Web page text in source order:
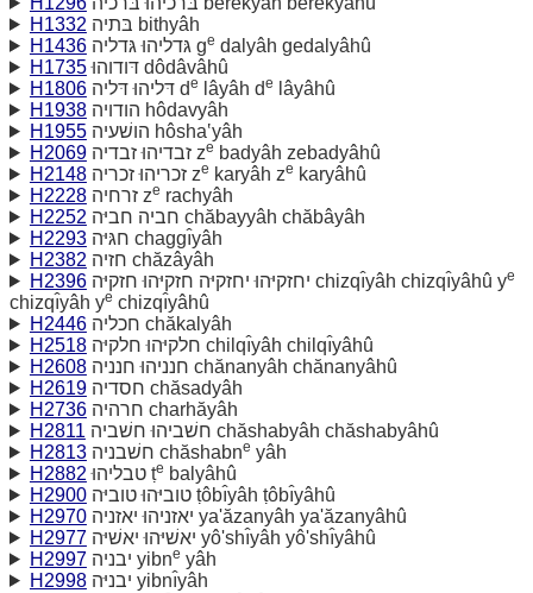
H1332
בּתיה bithyâh
H1436
גּדליהוּ גּדליה ge dalyâh gedalyâhû
H1735
דּודוהוּ dôdâvâhû
H1806
דּליהוּ דּליה de lâyâh de
lâyâhû
H1938
הודויה hôdavyâh
H1955
הושׁעיה hôsha‛yâh
H2069
זבדיהוּ זבדיה ze badyâh zebadyâhû
H2148
זכריהוּ זכריה ze karyâh ze karyâhû
H2228
זרחיה ze rachyâh
H2252
חביה חביּה chăbayyâh chăbâyâh
H2293
חגּיּה chaggı̂yâh
H2382
חזיה chăzâyâh
H2396
יחזקיּהוּ יחזקיּה חזקיּהוּ חזקיּה chizqı̂yâh chizqı̂yâhû ye
chizqı̂yâh ye chizqı̂yâhû
H2446
חכליה chăkalyâh
H2518
חלקיּהוּ חלקיּה chilqı̂yâh chilqı̂yâhû
H2608
חנניהוּ חנניה chănanyâh chănanyâhû
H2619
חסדיה chăsadyâh
H2736
חרהיה charhăyâh
H2811
חשׁביהוּ חשׁביה chăshabyâh chăshabyâhû
H2813
חשׁבניה chăshabne yâh
H2882
טבליהוּ ṭe balyâhû
H2900
טוביּהוּ טוביּה ṭôbı̂yâh ṭôbı̂yâhû
H2970
יאזניהוּ יאזניה ya'ăzanyâh ya'ăzanyâhû
H2977
יאשׁיּהוּ יאשׁיּה yô'shı̂yâh yô'shı̂yâhû
H2997
יבניה yibne yâh
H2998
יבניּה yibnı̂yâh